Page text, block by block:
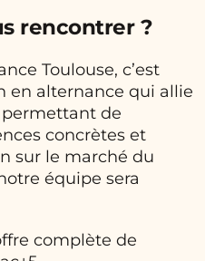
rencontrer ?
Toulouse, c’est
en alternance qui allie
de
concrètes et
sur le marché du
équipe sera
complète de